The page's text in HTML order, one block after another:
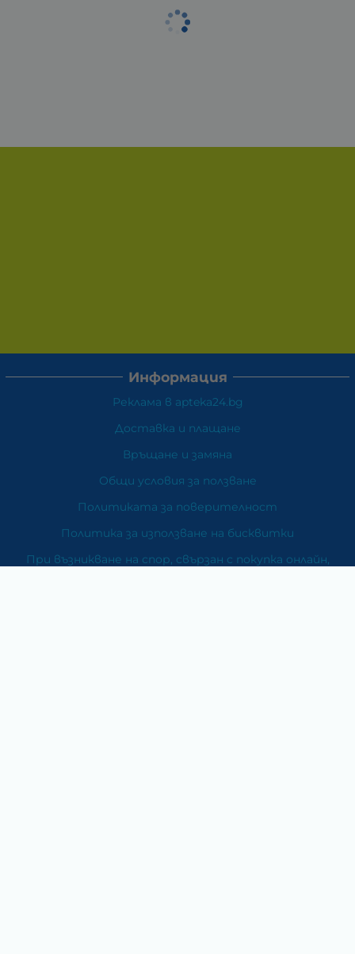
Информация
Реклама в apteka24.bg
Доставка и плащане
Връщане и замяна
Общи условия за ползване
Политиката за поверителност
Политика за използване на бисквитки
При възникване на спор, свързан с покупка онлайн,